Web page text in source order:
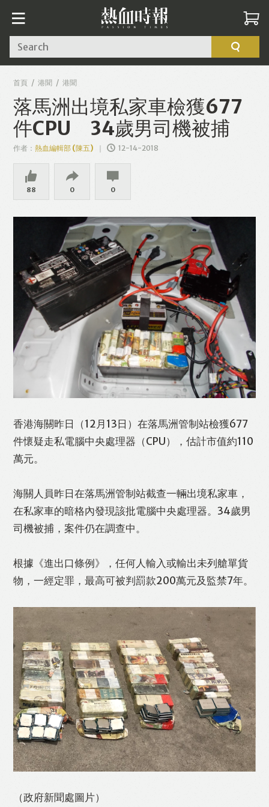
Search
首頁 港聞 港聞
落馬洲出境私家車檢獲677
件CPU 34歲男司機被捕
作者：熱血編輯部 (陳五) 12-14-2018
88 0 0
香港海關昨日（12月13日）在落馬洲管制站檢獲677
件懷疑走私電腦中央處理器（CPU），估計市值約110
萬元。
海關人員昨日在落馬洲管制站截查一輛出境私家車，
在私家車的暗格內發現該批電腦中央處理器。34歲男
司機被捕，案件仍在調查中。
根據《進出口條例》，任何人輸入或輸出未列艙單貨
物，一經定罪，最高可被判罰款200萬元及監禁7年。
（政府新聞處圖片）